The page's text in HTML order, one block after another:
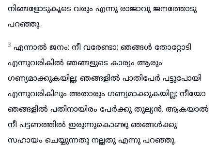
നിങ്ങളോടുകൂടെ വരും എന്നു രാജാവു ജനത്തോടു
പറഞ്ഞു.
3 എന്നാൽ ജനം: നീ വരേണ്ടാ; ഞങ്ങൾ തോറ്റോടി
എന്നുവരികിൽ ഞങ്ങളുടെ കാര്യം ആരും
ഗണ്യമാക്കുകയില്ല; ഞങ്ങളിൽ പാതിപേർ പട്ടുപോയി
എന്നുവരികിലും അതാരും ഗണ്യമാക്കുകയില്ല; നീയോ
ഞങ്ങളിൽ പതിനായിരം പേർക്കു തുല്യൻ. ആകയാൽ
നീ പട്ടണത്തിൽ ഇരുന്നുകൊണ്ടു ഞങ്ങൾക്കു
സഹായം ചെയ്യുന്നതു നല്ലതു എന്നു പറഞ്ഞു.